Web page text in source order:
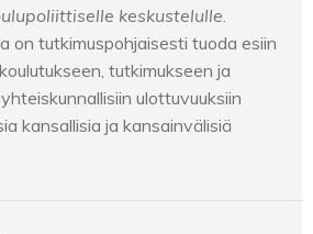
keskustelulle
on tutkimuspohjaisesti tuoda esiin
tutkimukseen ja
ulottuvuuksiin
kansallisia ja kansainvälisiä